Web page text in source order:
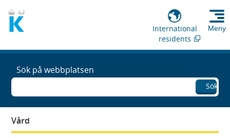
International
residents
Meny
Sök på webbplatsen
Sök
Vård